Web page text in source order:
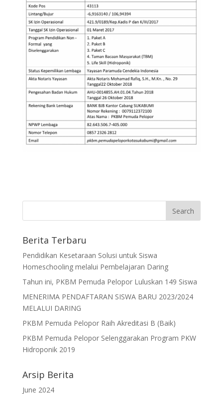
Berita Terbaru
Pendidikan Kesetaraan Solusi untuk Siswa
Homeschooling melalui Pembelajaran Daring
Tahun ini, PKBM Pemuda Pelopor Luluskan 149 Siswa
MENERIMA PENDAFTARAN SISWA BARU 2023/2024
MELALUI DARING
PKBM Pemuda Pelopor Raih Akreditasi B (Baik)
PKBM Pemuda Pelopor Selenggarakan Program PKW
Hidroponik 2019
Arsip Berita
June 2024